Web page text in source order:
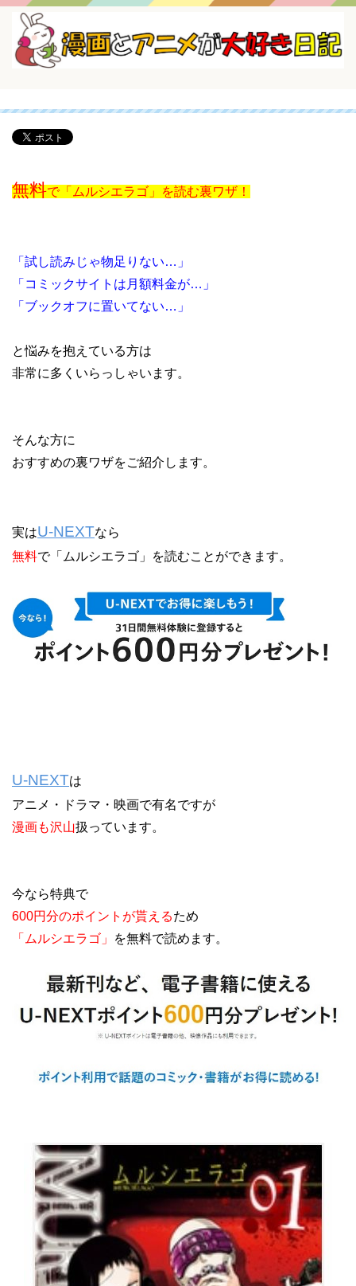
無料で「ムルシエラゴ」を読む裏ワザ！
「試し読みじゃ物足りない…」
「コミックサイトは月額料金が…」
「ブックオフに置いてない…」
と悩みを抱えている方は
非常に多くいらっしゃいます。
そんな方に
おすすめの裏ワザをご紹介します。
実はU-NEXTなら
無料で「ムルシエラゴ」を読むことができます。
U-NEXTは
アニメ・ドラマ・映画で有名ですが
漫画も沢山扱っています。
今なら特典で
600円分のポイントが貰えるため
「ムルシエラゴ」
を無料で読めます。